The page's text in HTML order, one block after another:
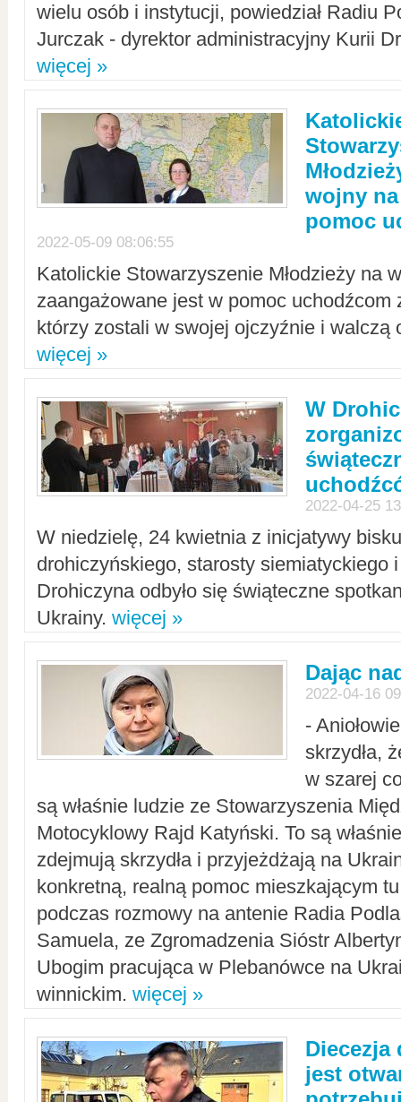
wielu osób i instytucji, powiedział Radiu
Jurczak - dyrektor administracyjny Kurii
więcej »
wojny
pomoc
2022-05-09 08:06:55
Katolickie Stowarzyszenie Młodzieży na
zaangażowane jest w pomoc uchodźcom
którzy zostali w swojej ojczyźnie i walczą
więcej »
W
2022-04-25
W niedzielę, 24 kwietnia z inicjatywy
drohiczyńskiego, starosty siemiatyckiego
Drohiczyna odbyło się świąteczne
Ukrainy. więcej »
Dając
2022-04-16
-
skrzydła,
w szarej
są właśnie ludzie ze Stowarzyszenia
Motocyklowy Rajd Katyński. To są
zdejmują skrzydła i przyjeżdżają na
konkretną, realną pomoc mieszkającym
podczas rozmowy na antenie Radia
Samuela, ze Zgromadzenia Sióstr
Ubogim pracująca w Plebanówce na
winnickim. więcej »
Diecezja
jest